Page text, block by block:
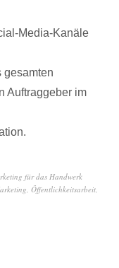
Media-Kanäle
gesamten
Auftraggeber im
für das Handwerk
, Öffentlichkeitsarbeit,